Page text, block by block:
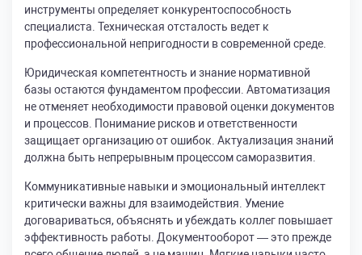
инструменты определяет конкурентоспособность
специалиста. Техническая отсталость ведет к
профессиональной непригодности в современной среде.
Юридическая компетентность и знание нормативной
базы остаются фундаментом профессии. Автоматизация
не отменяет необходимости правовой оценки документов
и процессов. Понимание рисков и ответственности
защищает организацию от ошибок. Актуализация знаний
должна быть непрерывным процессом саморазвития.
Коммуникативные навыки и эмоциональный интеллект
критически важны для взаимодействия. Умение
договариваться, объяснять и убеждать коллег повышает
эффективность работы. Документооборот — это прежде